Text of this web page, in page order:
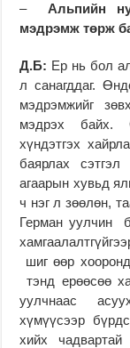
–Альпийн
мэдрэмж төрж
Д.Б: Ер нь бол
л санагддаг.
мэдрэмжийг
мэдрэх байх.
хүндэтгэх
баярлах
агаарын хувьд
ч нэг л зөөлөн,
Герман уулчин
шиг өөр
тэнд ерөөсөө
уулчнаас
хүмүүсээр
хийх